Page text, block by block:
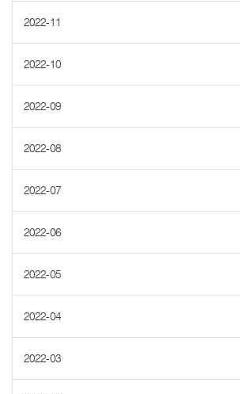
2022-11
2022-10
2022-09
2022-08
2022-07
2022-06
2022-05
2022-04
2022-03